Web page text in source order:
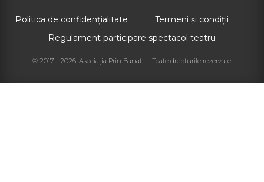
Politica de confidențialitate
Termeni și condiții
Regulament participare spectacol teatru
© 2017—2026. Asociația Prin Banat — Toate drepturile rezervate.